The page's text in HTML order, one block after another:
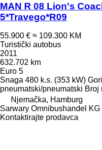
MAN R 08 Lion's
5*Travego*R09
55.900 € ≈ 109.300 KM
Turistički autobus
2011
632.702 km
Euro 5
Snaga 480 k.s. (353 kW)
pneumatski/pneumatski Broj
Njemačka, Hamburg
Sarwary Omnibushandel KG
Kontaktirajte prodavca